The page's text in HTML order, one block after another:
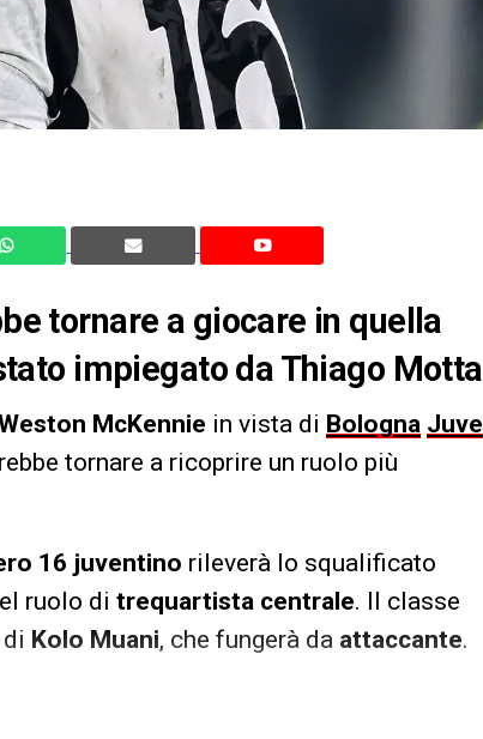
tornare a giocare in quella
impiegato da Thiago Motta
McKennie in vista di Bologna Juve
tornare a ricoprire un ruolo più
16 juventino rileverà lo squalificato
ruolo di trequartista centrale. Il classe
Kolo Muani, che fungerà da attaccante.